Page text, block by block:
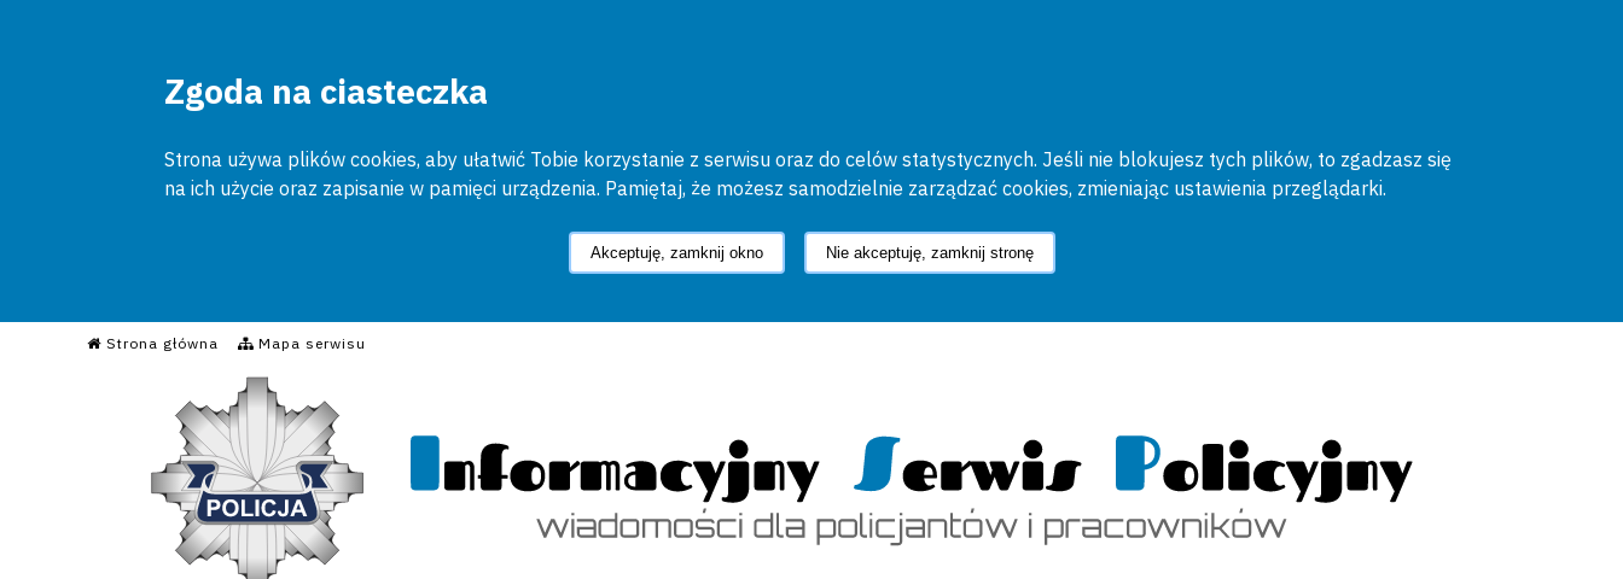
Zgoda na ciasteczka
Strona używa plików cookies, aby ułatwić Tobie korzystanie z serwisu oraz do celów statystycznych. Jeśli nie blokujesz tych plików, to zgadzasz się
na ich użycie oraz zapisanie w pamięci urządzenia. Pamiętaj, że możesz samodzielnie zarządzać cookies, zmieniając ustawienia przeglądarki.
Akceptuję, zamknij okno Nie akceptuję, zamknij stronę
Strona główna Mapa serwisu
Informacyjny Serwis Policyjny